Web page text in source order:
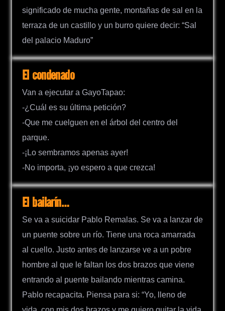
significado de mucha gente, montañas de sal en la
terraza de un castillo y un burro quiere decir: “Sal
del palacio Maduro”
El condenado
Van a ejecutar a GayoTapao:
-¿Cuál es su última petición?
-Que me cuelguen en el árbol del centro del
parque.
-¡Lo sembramos apenas ayer!
-No importa, ¡yo espero a que crezca!
El bailarín…
Se va a suicidar Pablo Remalas. Se va a lanzar de
un puente sobre un río. Tiene una roca amarrada
al cuello. Justo antes de lanzarse ve a un pobre
hombre al que le faltan los dos brazos que viene
entrando al puente bailando mientras camina.
Pablo recapacita. Piensa para si: “Yo, lleno de